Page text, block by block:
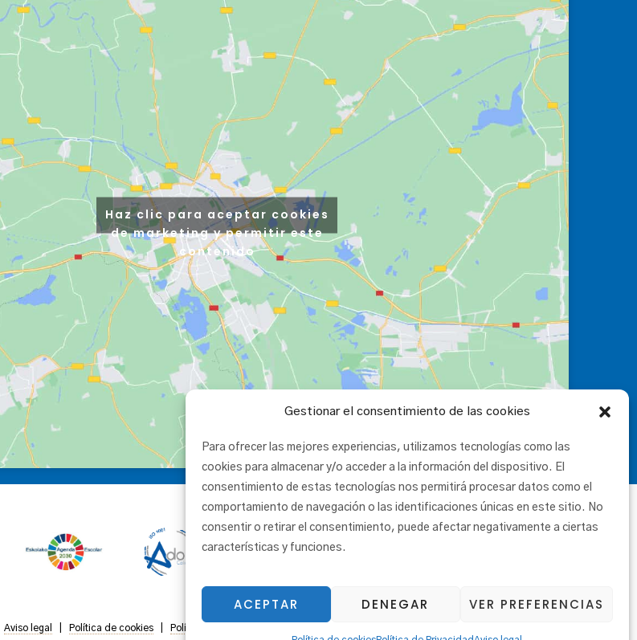
Gestionar el consentimiento de las cookies
Para ofrecer las mejores experiencias, utilizamos tecnologías como las
cookies para almacenar y/o acceder a la información del dispositivo. El
consentimiento de estas tecnologías nos permitirá procesar datos como el
comportamiento de navegación o las identificaciones únicas en este sitio. No
consentir o retirar el consentimiento, puede afectar negativamente a ciertas
características y funciones.
ACEPTAR DENEGAR VER PREFERENCIAS
Haz clic para aceptar cookies
de marketing y permitir este
contenido
Aviso legal Política de cookies| Política de privacidad